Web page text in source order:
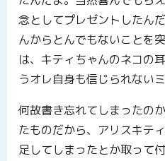
念としてプレゼントしたん
んからとんでもないことを
は、キティちゃんのネコの
うオレ自身も信じられないミ
何故書き忘れてしまったの
たものだから、アリスキテ
足してしまったとか取って